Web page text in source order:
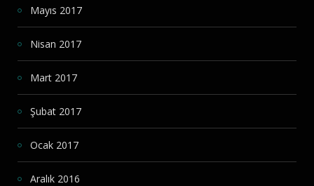
Mayıs 2017
Nisan 2017
Mart 2017
Şubat 2017
Ocak 2017
Aralık 2016